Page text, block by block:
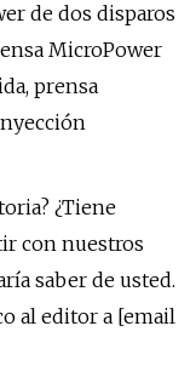
de dos disparos
MicroPower
prensa
¿Tiene
con nuestros
saber de usted.
al editor a [email